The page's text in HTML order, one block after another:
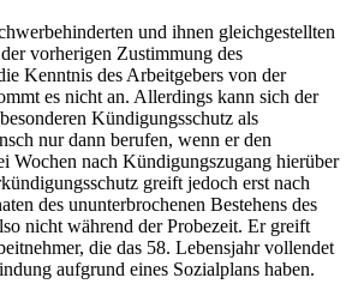
und ihnen gleichgestellten
vorherigen Zustimmung des
Kenntnis des Arbeitgebers von der
es nicht an. Allerdings kann sich der
Kündigungsschutz als
nur dann berufen, wenn er den
Wochen nach Kündigungszugang hierüber
greift jedoch erst nach
des ununterbrochenen Bestehens des
nicht während der Probezeit. Er greift
die das 58. Lebensjahr vollendet
aufgrund eines Sozialplans haben.